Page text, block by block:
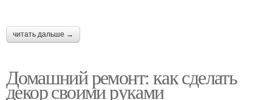
читать дальше →
Домашний ремонт: как сделать
декор своими руками